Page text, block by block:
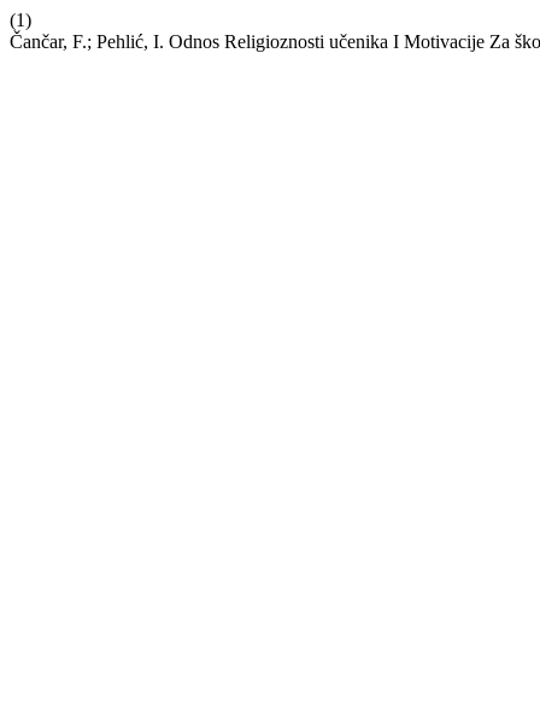
(1)
Čančar, F.; Pehlić, I. Odnos Religioznosti učenika I Motivacije Za